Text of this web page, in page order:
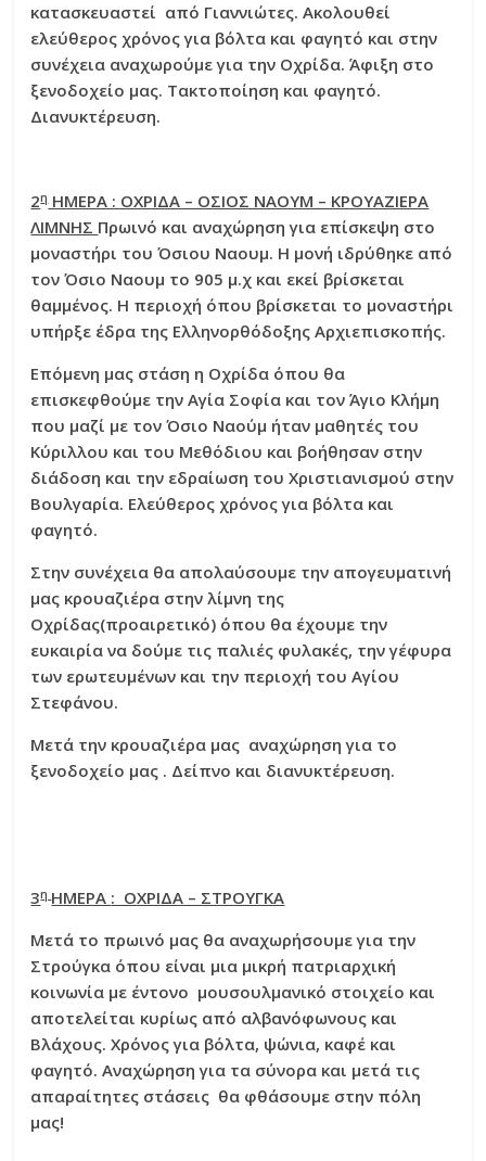
κατασκευαστεί από Γιαννιώτες. Ακολουθεί
ελεύθερος χρόνος για βόλτα και φαγητό και στην
συνέχεια αναχωρούμε για την Οχρίδα. Άφιξη στο
ξενοδοχείο μας. Τακτοποίηση και φαγητό.
Διανυκτέρευση.
2ηΗΜΕΡΑ : ΟΧΡΙΔΑ – ΟΣΙΟΣ ΝΑΟΥΜ – ΚΡΟΥΑΖΙΕΡΑ
ΛΙΜΝΗΣ Πρωινό και αναχώρηση για επίσκεψη στο
μοναστήρι του Όσιου Ναουμ. Η μονή ιδρύθηκε από
τον Όσιο Ναουμ το 905 μ.χ και εκεί βρίσκεται
θαμμένος. Η περιοχή όπου βρίσκεται το μοναστήρι
υπήρξε έδρα της Ελληνορθόδοξης Αρχιεπισκοπής.
Επόμενη μας στάση η Οχρίδα όπου θα
επισκεφθούμε την Αγία Σοφία και τον Άγιο Κλήμη
που μαζί με τον Όσιο Ναούμ ήταν μαθητές του
Κύριλλου και του Μεθόδιου και βοήθησαν στην
διάδοση και την εδραίωση του Χριστιανισμού στην
Βουλγαρία. Ελεύθερος χρόνος για βόλτα και
φαγητό.
Στην συνέχεια θα απολαύσουμε την απογευματινή
μας κρουαζιέρα στην λίμνη της
Οχρίδας(προαιρετικό) όπου θα έχουμε την
ευκαιρία να δούμε τις παλιές φυλακές, την γέφυρα
των ερωτευμένων και την περιοχή του Αγίου
Στεφάνου.
Μετά την κρουαζιέρα μας αναχώρηση για το
ξενοδοχείο μας . Δείπνο και διανυκτέρευση.
3η ΗΜΕΡΑ : ΟΧΡΙΔΑ – ΣΤΡΟΥΓΚΑ
Μετά το πρωινό μας θα αναχωρήσουμε για την
Στρούγκα όπου είναι μια μικρή πατριαρχική
κοινωνία με έντονο μουσουλμανικό στοιχείο και
αποτελείται κυρίως από αλβανόφωνους και
Βλάχους. Χρόνος για βόλτα, ψώνια, καφέ και
φαγητό. Αναχώρηση για τα σύνορα και μετά τις
απαραίτητες στάσεις θα φθάσουμε στην πόλη
μας!